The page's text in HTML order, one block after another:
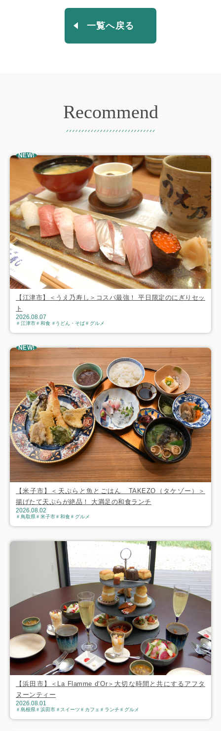
一覧へ戻る
Recommend
NEW!
【江津市】＜うえ乃寿し＞コスパ最強！ 平日限定のにぎりセッ
ト
2026.08.07
江津市 和食 うどん・そば グルメ
NEW!
【米子市】＜天ぷらと魚とごはん TAKEZO（タケゾー）＞
揚げたて天ぷらが絶品！ 大満足の和食ランチ
2026.08.02
鳥取県 米子市 和食 グルメ
【浜田市】＜La Flamme d‘Or＞大切な時間と共にするアフタ
ヌーンティー
2026.08.01
島根県 浜田市 スイーツ カフェ ランチ グルメ